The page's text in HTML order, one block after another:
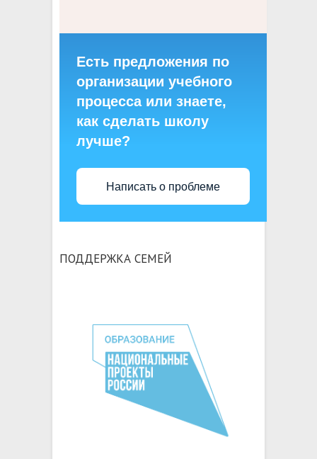
Есть предложения по
организации учебного
процесса или знаете,
как сделать школу
лучше?
Написать о проблеме
ПОДДЕРЖКА СЕМЕЙ